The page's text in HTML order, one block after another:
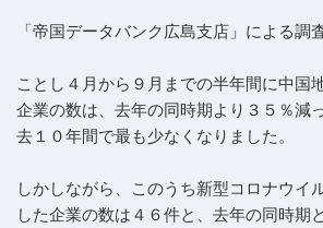
「帝国データバンク広島支店」による調
ことし４月から９月までの半年間に中国
企業の数は、去年の同時期より３５％減
去１０年間で最も少なくなりました。
しかしながら、このうち新型コロナウイ
した企業の数は４６件と、去年の同時期